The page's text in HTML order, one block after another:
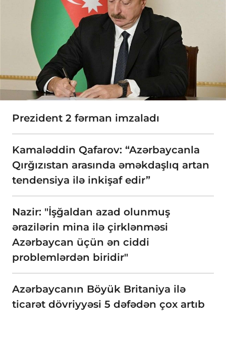
Prezident 2 fərman imzaladı
Kamaləddin Qafarov: “Azərbaycanla
Qırğızıstan arasında əməkdaşlıq artan
tendensiya ilə inkişaf edir”
Nazir: "İşğaldan azad olunmuş
ərazilərin mina ilə çirklənməsi
Azərbaycan üçün ən ciddi
problemlərdən biridir"
Azərbaycanın Böyük Britaniya ilə
ticarət dövriyyəsi 5 dəfədən çox artıb